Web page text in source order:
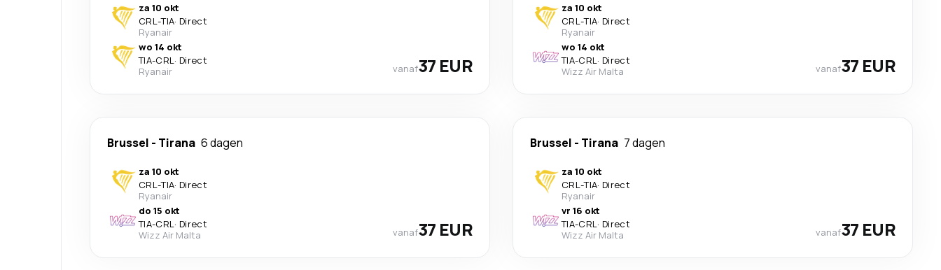
za 10 okt
CRL-TIA· Direct
Ryanair
wo 14 okt
TIA-CRL· Direct
Ryanair
vanaf37 EUR
za 10 okt
CRL-TIA· Direct
Ryanair
wo 14 okt
TIA-CRL· Direct
Wizz Air Malta
vanaf37 EUR
Brussel - Tirana 6 dagen
za 10 okt
CRL-TIA· Direct
Ryanair
do 15 okt
TIA-CRL· Direct
Wizz Air Malta
vanaf37 EUR
Brussel - Tirana 7 dagen
za 10 okt
CRL-TIA· Direct
Ryanair
vr 16 okt
TIA-CRL· Direct
Wizz Air Malta
vanaf37 EUR